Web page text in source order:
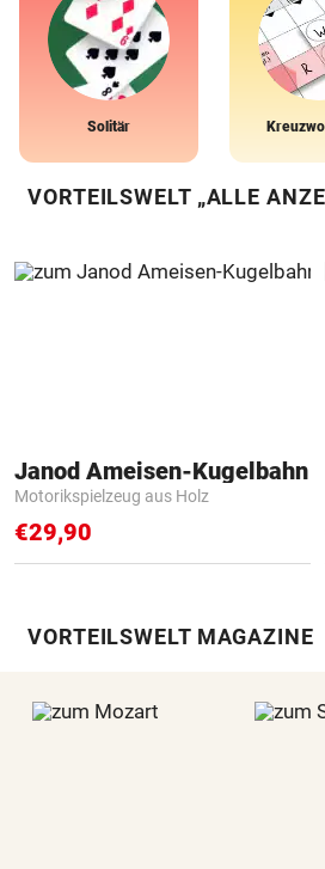
Solitär
VORTEILSWELT „ALLE
Janod Ameisen-Kugelbahn
Motorikspielzeug aus Holz
€29,90
VORTEILSWELT MAGAZINE